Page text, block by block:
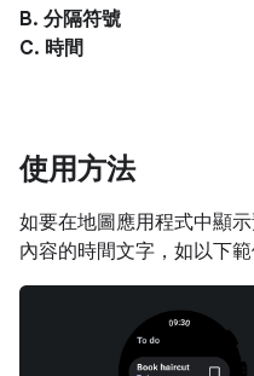
B. 分隔符號
C. 時間
使用方法
如要在地圖應用程式中顯
內容的時間文字，如以下範